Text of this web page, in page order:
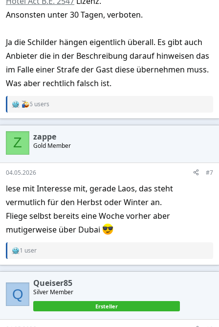
Ansonsten unter 30 Tagen, verboten.
Ja die Schilder hängen eigentlich überall. Es gibt auch
Anbieter die in der Beschreibung darauf hinweisen das
im Falle einer Strafe der Gast diese übernehmen muss.
Was aber rechtlich falsch ist.
R
c
o
n
s
:
6 users
Z zappe
Gold Member
04.05.2026 #7
lese mit Interesse mit, gerade Laos, das steht
vermutlich für den Herbst oder Winter an.
Fliege selbst bereits eine Woche vorher aber
mutigerweise über Dubai
R
t
o
n
1 user
Q
Queiser85
Silver Member
Ersteller